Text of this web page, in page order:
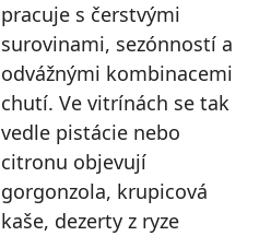
pracuje s čerstvými
surovinami, sezónností a
odvážnými kombinacemi
chutí. Ve vitrínách se tak
vedle pistácie nebo
citronu objevují
gorgonzola, krupicová
kaše, dezerty z ryze